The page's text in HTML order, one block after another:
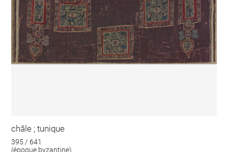
châle ; tunique
395 / 641
(époque byzantine)